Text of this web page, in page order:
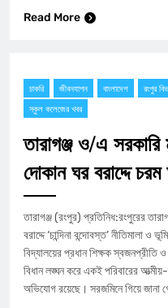
Read More
চাকরি জীবনযাপন বাংলাদেশ রংপুর
স্কুল কলেজের খবর
তারাগঞ্জ ও/এ সরকারি
দোকান ঘর বরাদ্দে
তারাগঞ্জ (রংপুর) প্রতিনিধ:রংপুরের
বরাদ্দে ‘চান্দিনা বন্দোবস্ত’ নীতিমালা
বিদ্যালয়ের প্রধান শিক্ষক স্বজনপ্রীতি ও
বিধান লঙ্ঘন করে একই পরিবারের
অভিযোগ রয়েছে। সরজমিনে গিয়ে জানা